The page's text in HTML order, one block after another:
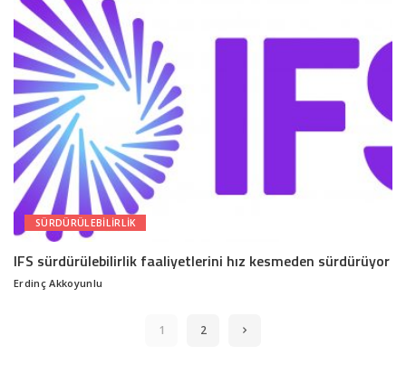
SÜRDÜRÜLEBILIRLIK
IFS sürdürülebilirlik faaliyetlerini hız kesmeden sürdürüyor
Posted
Erdinç Akkoyunlu
1 2